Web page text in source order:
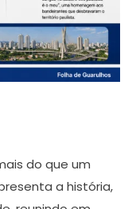
do que um
a história,